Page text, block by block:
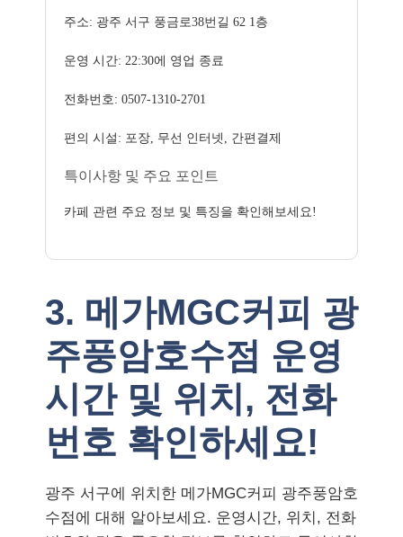
주소: 광주 서구 풍금로38번길 62 1층
운영 시간: 22:30에 영업 종료
전화번호: 0507-1310-2701
편의 시설: 포장, 무선 인터넷, 간편결제
특이사항 및 주요 포인트
카페 관련 주요 정보 및 특징을 확인해보세요!
3. 메가MGC커피 광
주풍암호수점 운영
시간 및 위치, 전화
번호 확인하세요!
광주 서구에 위치한 메가MGC커피 광주풍암호
수점에 대해 알아보세요. 운영시간, 위치, 전화